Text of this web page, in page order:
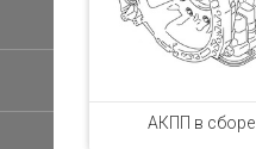
АКПП в сборе